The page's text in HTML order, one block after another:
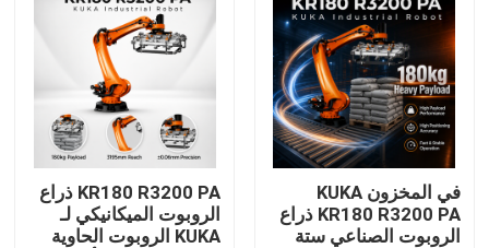
في المخزون KUKA
KR180 R3200 PA ذراع
الروبوت الصناعي ستة
KR180 R3200 PA ذراع
الروبوت الميكانيكي لـ
KUKA الروبوت الحاوية